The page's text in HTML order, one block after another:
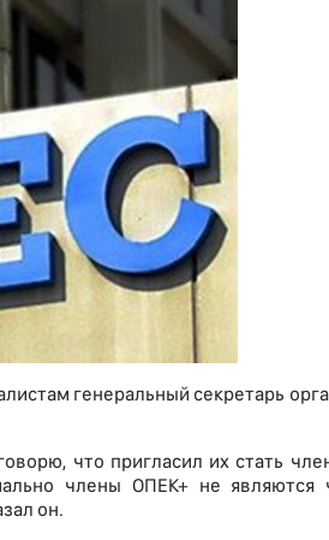
генеральный секретарь
что пригласил их стать
члены ОПЕК+ не
он.